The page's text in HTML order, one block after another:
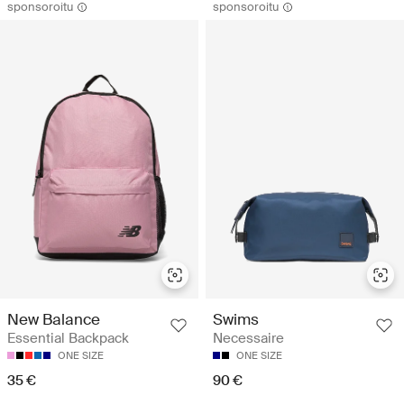
sponsoroitu
New Balance
Essential Backpack
ONE SIZE
35 €
sponsoroitu
Swims
Necessaire
ONE SIZE
90 €